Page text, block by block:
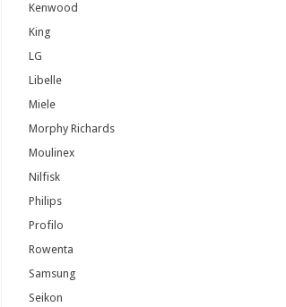
Kenwood
King
LG
Libelle
Miele
Morphy Richards
Moulinex
Nilfisk
Philips
Profilo
Rowenta
Samsung
Seikon